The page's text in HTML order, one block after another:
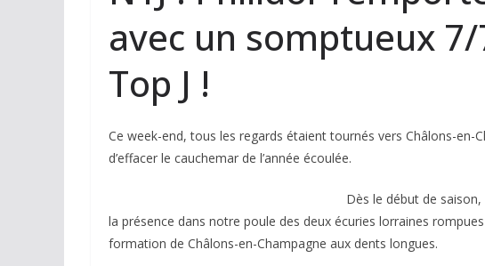
avec un somptueux
Top J !
Ce week-end, tous les regards étaient tournés vers Châlons-en-
d’effacer le cauchemar de l’année écoulée.
Dès le début de
la présence dans notre poule des deux écuries lorraines
formation de Châlons-en-Champagne aux dents longues.